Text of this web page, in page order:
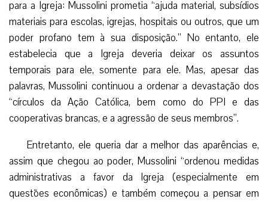
para a Igreja: Mussolini prometia “ajuda material, subsídios
materiais para escolas, igrejas, hospitais ou outros, que um
poder profano tem à sua disposição.” No entanto, ele
estabelecia que a Igreja deveria deixar os assuntos
temporais para ele, somente para ele. Mas, apesar das
palavras, Mussolini continuou a ordenar a devastação dos
“círculos da Ação Católica, bem como do PPI e das
cooperativas brancas, e a agressão de seus membros”.
Entretanto, ele queria dar a melhor das aparências e,
assim que chegou ao poder, Mussolini “ordenou medidas
administrativas a favor da Igreja (especialmente em
questões econômicas) e também começou a pensar em